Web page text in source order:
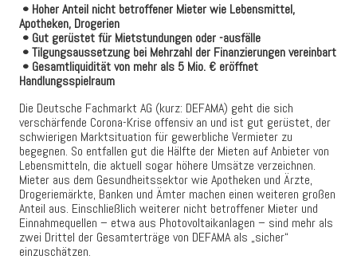
• Hoher Anteil nicht betroffener Mieter wie Lebensmittel,
Apotheken, Drogerien
• Gut gerüstet für Mietstundungen oder -ausfälle
• Tilgungsaussetzung bei Mehrzahl der Finanzierungen vereinbart
• Gesamtliquidität von mehr als 5 Mio. € eröffnet
Handlungsspielraum
Die Deutsche Fachmarkt AG (kurz: DEFAMA) geht die sich
verschärfende Corona-Krise offensiv an und ist gut gerüstet, der
schwierigen Marktsituation für gewerbliche Vermieter zu
begegnen. So entfallen gut die Hälfte der Mieten auf Anbieter von
Lebensmitteln, die aktuell sogar höhere Umsätze verzeichnen.
Mieter aus dem Gesundheitssektor wie Apotheken und Ärzte,
Drogeriemärkte, Banken und Ämter machen einen weiteren großen
Anteil aus. Einschließlich weiterer nicht betroffener Mieter und
Einnahmequellen – etwa aus Photovoltaikanlagen – sind mehr als
zwei Drittel der Gesamterträge von DEFAMA als „sicher“
einzuschätzen.